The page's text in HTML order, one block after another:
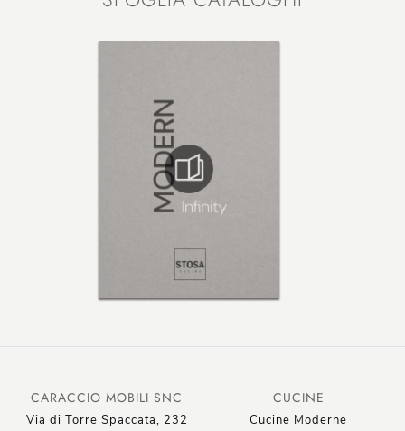
CARACCIO MOBILI SNC
Via di Torre Spaccata, 232
CUCINE
Cucine Moderne